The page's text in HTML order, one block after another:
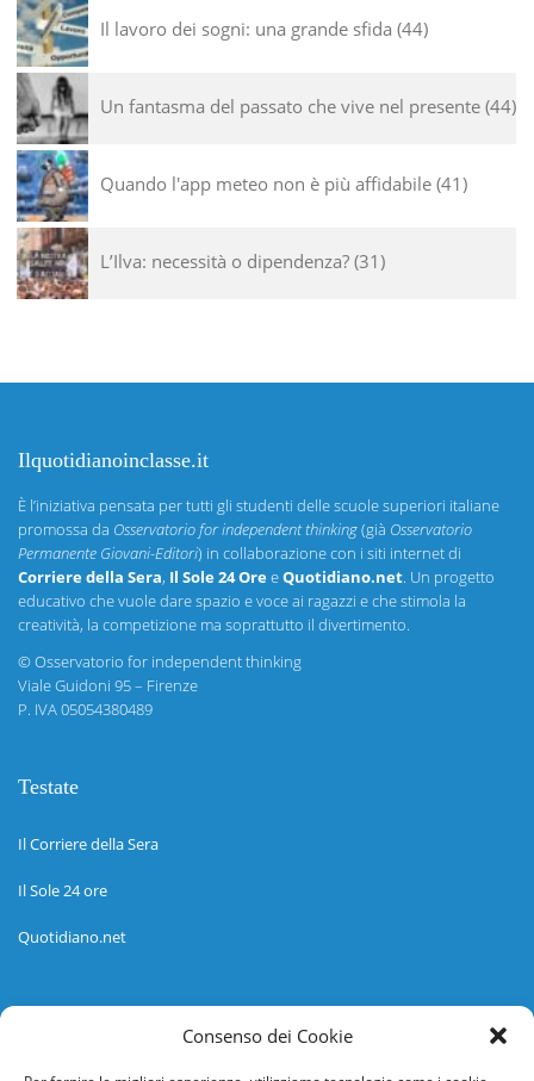
Consenso dei Cookie
Il lavoro dei sogni: una grande sfida 44
Un fantasma del passato che vive nel presente 44
Quando l'app meteo non è più affidabile 41
L’Ilva: necessità o dipendenza? 31
Ilquotidianoinclasse.it
È l’iniziativa pensata per tutti gli studenti delle scuole superiori italiane
promossa da Osservatorio for independent thinking(già Osservatorio
Permanente Giovani-Editori) in collaborazione con i siti internet di
Corriere della Sera, Il Sole 24 OreeQuotidiano.net. Un progetto
educativo che vuole dare spazio e voce ai ragazzi e che stimola la
creatività, la competizione ma soprattutto il divertimento.
©Osservatorio for independent thinking
Viale Guidoni 95 – Firenze
P. IVA 05054380489
Testate
Il Corriere della Sera
Il Sole 24 ore
Quotidiano.net
Informazioni